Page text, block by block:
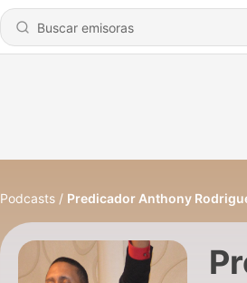
Podcasts Predicador Anthony